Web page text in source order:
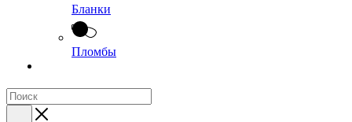
Бланки
Пломбы